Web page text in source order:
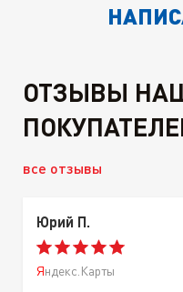
ОТЗЫВЫ
все отзывы
Юрий П.
Яндекс.Карты